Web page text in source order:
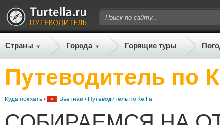
Страны Города Горящие туры
Путеводитель по
Куда поехать / Вьетнам / Путеводитель по Ке Га